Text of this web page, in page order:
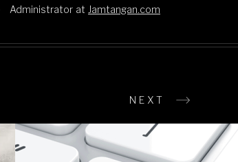
Administrator at Jamtangan.com
NEXT